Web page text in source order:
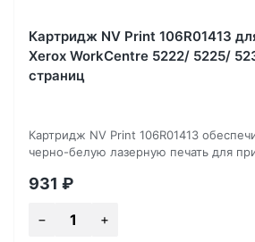
Картридж NV Print 106R01413
Xerox WorkCentre 5222/ 5225/
страниц
Картридж NV Print 106R01413
черно-белую лазерную печать для
931 ₽